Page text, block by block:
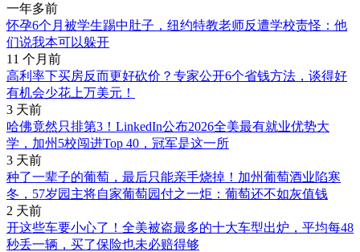
一年多前
怀孕6个月被学生踢中肚子，纽约特教老师反遭学校责怪：他
们说我本可以躲开
11 个月前
高利率下买房反而更好砍价？专家公开6个省钱方法，谈得好
有机会少花上万美元！
3 天前
哈佛竟然只排第3！LinkedIn公布2026全美最有就业优势大
学，加州5校闯进Top 40，冠军是这一所
3 天前
种了一辈子的葡萄，最后只能亲手烧掉！加州葡萄酒业陷寒
冬，57岁园主将自家葡萄园付之一炬：葡萄还不如灰值钱
2 天前
开这些车要小心了！全美被盗最多的十大车型出炉，平均每48
秒丢一辆，买了保险也未必赔得够